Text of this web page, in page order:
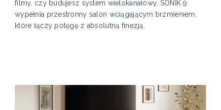
filmy, czy budujesz system wielokanałowy, SONIK 9
wypełnia przestronny salon wciągającym brzmieniem,
które łączy potęgę z absolutną finezją.